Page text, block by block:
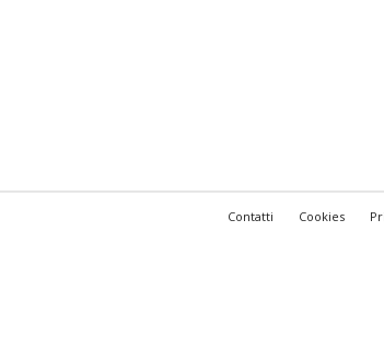
Contatti Cookies